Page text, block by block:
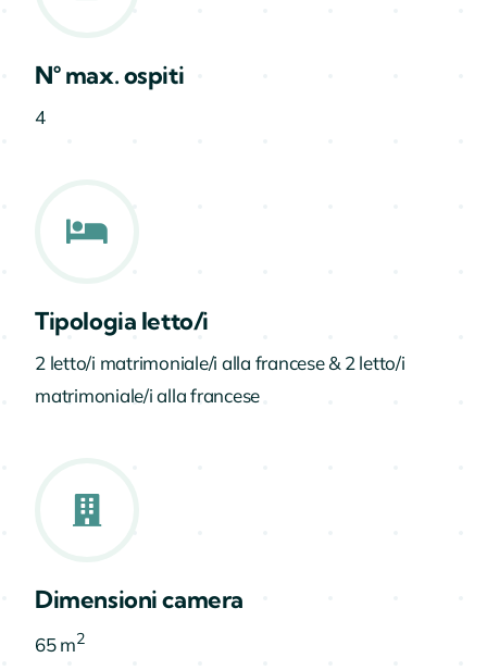
N° max. ospiti
4
Tipologia letto/i
2 letto/i matrimoniale/i alla francese & 2 letto/i
matrimoniale/i alla francese
Dimensioni camera
65 m2